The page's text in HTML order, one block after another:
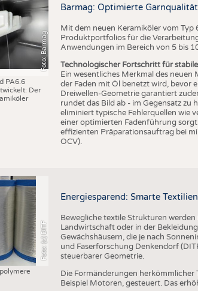
BUSINESS
UNTERNEHMEN
AUSSCHREIBUNGEN
DTV AUSSCHREIBUNGSDIENST
TERMINE
BRANCHENTERMINE
Foto: Barmag
PA6.6
Der
Barmag: Optimierte
Mit dem neuen Keramiköler vom Typ
Produktportfolios für die
Anwendungen im Bereich von 5 bis
Technologischer Fortschritt für stabile
Ein wesentliches Merkmal des
der Faden mit Öl benetzt wird, bevor
Dreiwellen-Geometrie garantiert
rundet das Bild ab - im Gegensatz
eliminiert typische Fehlerquellen wie
einer optimierten Fadenführung
effizienten Präparationsauftrag bei
OCV).
Foto: (c) DITF
Energiesparend: Smarte
Bewegliche textile Strukturen
Landwirtschaft oder in der
Gewächshäusern, die je nach
und Faserforschung Denkendorf
steuerbarer Geometrie.
Die Formänderungen
Beispiel Motoren, gesteuert. Das